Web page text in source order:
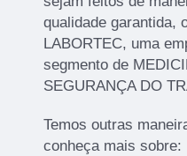
qualidade garantida,
LABORTEC, uma
segmento de
SEGURANÇA DO
Temos outras
conheça mais sobre: